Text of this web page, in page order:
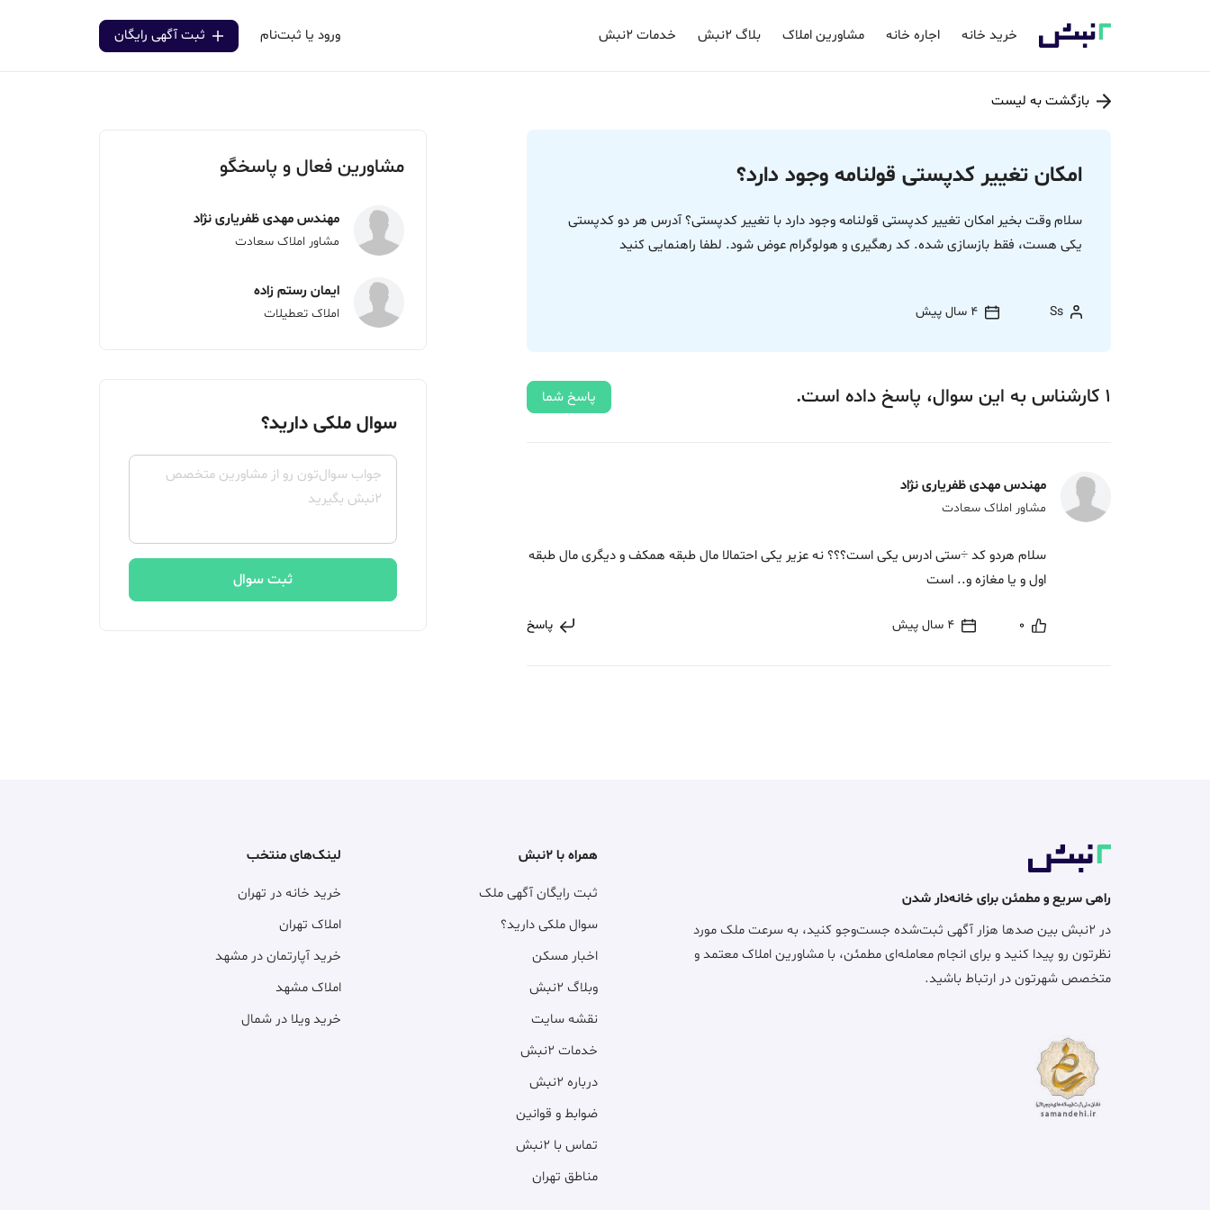
خرید خانه اجاره خانه مشاورین املاک بلاگ ۲نبش خدمات ۲نبش ورود یا ثبت‌نام ثبت آگهی رایگان
بازگشت به لیست
امکان تغییر کدپستی قولنامه وجود دارد؟
سلام وقت بخیر امکان تغییر کدپستی قولنامه وجود دارد با تغییر کدپستی؟ آدرس هر دو کدپستی
یکی هست، فقط بازسازی شده. کد رهگیری و هولوگرام عوض شود. لطفا راهنمایی کنید
Ss 4 سال پیش
1 کارشناس به این سوال، پاسخ داده‌ است. پاسخ شما
مهندس مهدی ظفریاری نژاد
مشاور املاک سعادت
سلام هردو کد ÷ستی ادرس یکی است؟؟؟ نه عزیر یکی احتمالا مال طبقه همکف و دیگری مال طبقه
اول و یا مغازه و.. است
0 4 سال پیش پاسخ
مشاورین فعال و پاسخگو
مهندس مهدی ظفریاری نژاد
مشاور املاک سعادت
ایمان رستم زاده
املاک تعطیلات
سوال ملکی دارید؟
ثبت سوال
راهی سریع و مطمئن برای خانه‌دار شدن
در ۲نبش بین صدها هزار آگهی ثبت‌شده جست‌وجو کنید، به سرعت ملک مورد
نظرتون رو پیدا کنید و برای انجام معامله‌ای مطمئن، با مشاورین املاک معتمد و
متخصص شهرتون در ارتباط باشید.
همراه با ۲نبش
ثبت رایگان آگهی ملک
سوال ملکی دارید؟
اخبار مسکن
وبلاگ ۲نبش
نقشه سایت
خدمات ۲نبش
درباره ۲نبش
ضوابط و قوانین
تماس با ۲نبش
مناطق تهران
لینک‌های منتخب
خرید خانه در تهران
املاک تهران
خرید آپارتمان در مشهد
املاک مشهد
خرید ویلا در شمال